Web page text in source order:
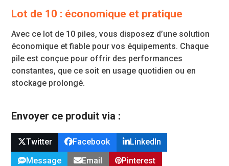
Lot de 10 : économique et pratique
Avec ce lot de 10 piles, vous disposez d’une solution
économique et fiable pour vos équipements. Chaque
pile est conçue pour offrir des performances
constantes, que ce soit en usage quotidien ou en
stockage prolongé.
Envoyer ce produit via :
Twitter Facebook
LinkedIn
Message
Email
Pinterest